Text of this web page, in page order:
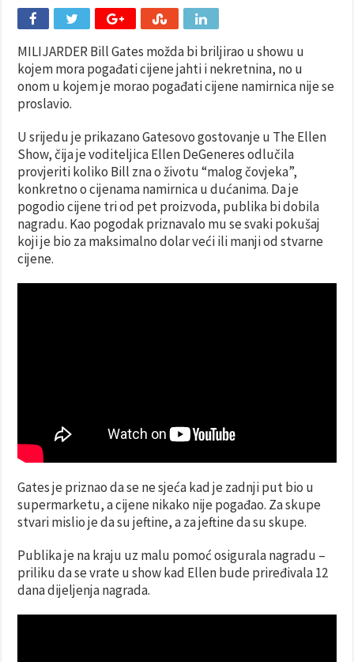
MILIJARDER Bill Gates možda bi briljirao u showu u
kojem mora pogađati cijene jahti i nekretnina, no u
onom u kojem je morao pogađati cijene namirnica nije se
proslavio.
U srijedu je prikazano Gatesovo gostovanje u The Ellen
Show, čija je voditeljica Ellen DeGeneres odlučila
provjeriti koliko Bill zna o životu “malog čovjeka”,
konkretno o cijenama namirnica u dućanima. Da je
pogodio cijene tri od pet proizvoda, publika bi dobila
nagradu. Kao pogodak priznavalo mu se svaki pokušaj
koji je bio za maksimalno dolar veći ili manji od stvarne
cijene.
Gates je priznao da se ne sjeća kad je zadnji put bio u
supermarketu, a cijene nikako nije pogađao. Za skupe
stvari mislio je da su jeftine, a za jeftine da su skupe.
Publika je na kraju uz malu pomoć osigurala nagradu –
priliku da se vrate u show kad Ellen bude priređivala 12
dana dijeljenja nagrada.